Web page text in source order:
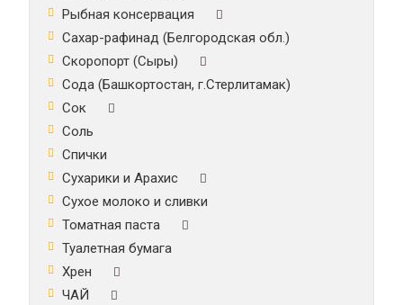
Рыбная консервация
Сахар-рафинад (Белгородская обл.)
Скоропорт (Сыры)
Сода (Башкортостан, г.Стерлитамак)
Сок
Соль
Спички
Сухарики и Арахис
Сухое молоко и сливки
Томатная паста
Туалетная бумага
Хрен
ЧАЙ